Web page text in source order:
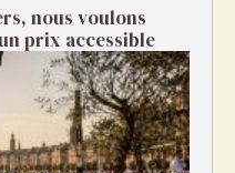
nous voulons
prix accessible